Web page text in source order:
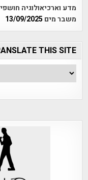
מדע וארכיאולוגיה
משבר מים 13/09/2025
THIS SITE!